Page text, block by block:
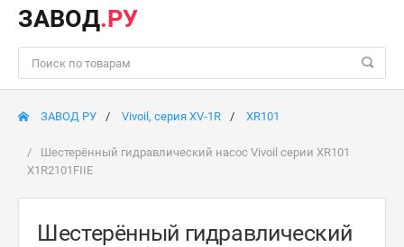
ЗАВОД.РУ
ЗАВОД РУ Vivoil, серия XV-1R XR101
Шестерённый гидравлический насос Vivoil серии XR101
X1R2101FIIE
Шестерённый гидравлический